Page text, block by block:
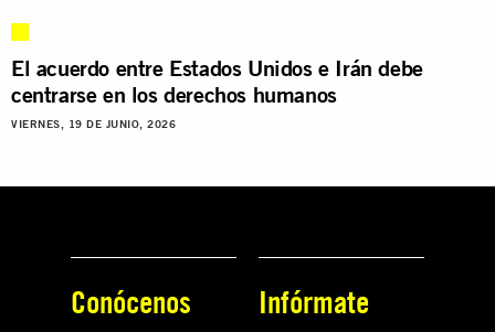
El acuerdo entre Estados Unidos e Irán debe
centrarse en los derechos humanos
VIERNES, 19 DE JUNIO, 2026
Conócenos Infórmate